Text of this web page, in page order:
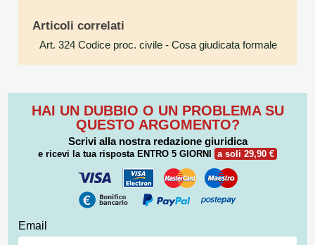
Articoli correlati
Art. 324 Codice proc. civile - Cosa giudicata formale
HAI UN DUBBIO O UN PROBLEMA SU
QUESTO ARGOMENTO?
Scrivi alla nostra redazione giuridica
e ricevi la tua risposta ENTRO 5 GIORNI a soli 29,90 €
Email